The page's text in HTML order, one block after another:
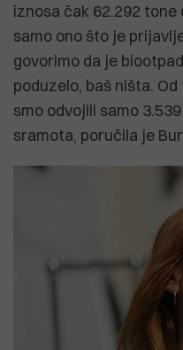
iznosa čak 62.292
samo ono što je
govorimo da je
poduzelo, baš ništa.
smo odvojili samo
sramota, poručila je